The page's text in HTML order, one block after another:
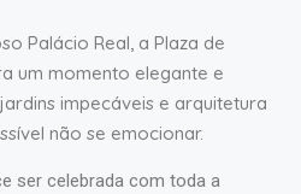
Palácio Real, a Plaza de
um momento elegante e
impecáveis e arquitetura
não se emocionar.
ser celebrada com toda a